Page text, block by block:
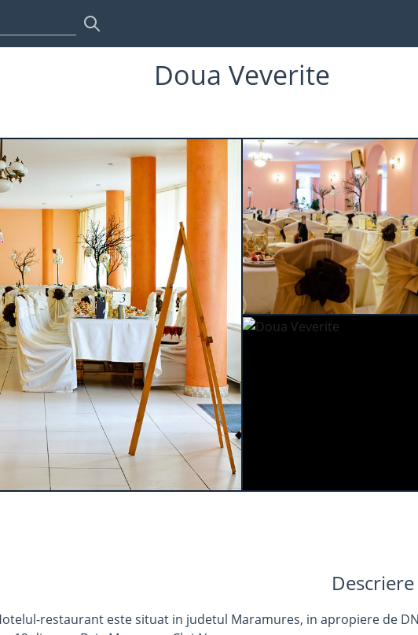
Doua Veverite
Descriere
restaurant este situat in judetul Maramures, in apropiere de